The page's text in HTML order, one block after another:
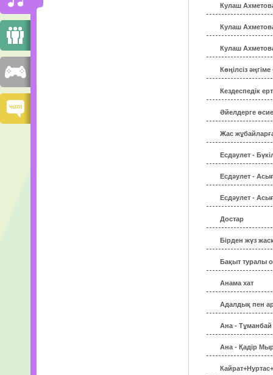
Кулаш
Кулаш
Кулаш
Көңілсіз
Кездеспедiк
Әйелдерге
Жас
Есдәулет -
Есдәулет -
Есдәулет -
Достар
Бiрден жүз
Бақыт туралы
Анама хат
Адалдық пен
Ана -
Ана - Қадір